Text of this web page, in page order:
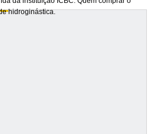
hidroginástica.